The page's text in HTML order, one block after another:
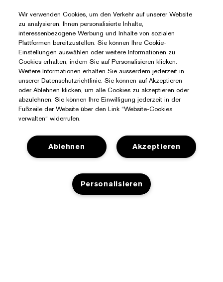
Sie Benötigen Hilfe?
Wir verwenden Cookies, um den Verkehr auf unserer Website
zu analysieren, Ihnen personalisierte Inhalte,
interessenbezogene Werbung und Inhalte von sozialen
Plattformen bereitzustellen. Sie können Ihre Cookie-
Einstellungen auswählen oder weitere Informationen zu
Cookies erhalten, indem Sie auf Personalisieren klicken.
Weitere Informationen erhalten Sie ausserdem jederzeit in
unserer Datenschutzrichtlinie. Sie können auf Akzeptieren
oder Ablehnen klicken, um alle Cookies zu akzeptieren oder
abzulehnen. Sie können Ihre Einwilligung jederzeit in der
Fußzeile der Website über den Link “Website-Cookies
verwalten“ widerrufen.
Akzeptieren
Ablehnen
Personalisieren